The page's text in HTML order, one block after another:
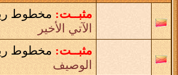
مثبــت: مخطوط
الآتي الأخير
مثبــت: مخطوط
الوصيف